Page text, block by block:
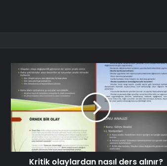
Kritik olaylardan nasıl ders alınır?